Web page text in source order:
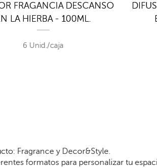
FRAGANCIA DESCANSO
LA HIERBA - 100ML.
6 Unid./caja
Fragrance y Decor&Style.
formatos para personalizar tu